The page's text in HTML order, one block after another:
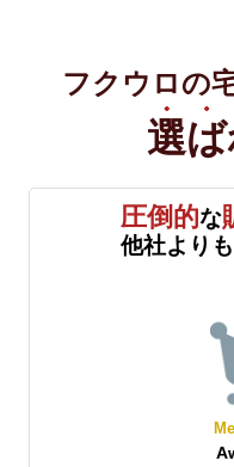
フクウロの
選
圧倒的な
他社より